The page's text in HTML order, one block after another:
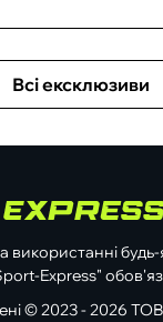
Всі ексклюзиви
використанні будь-
Express"
© 2023 - 2026